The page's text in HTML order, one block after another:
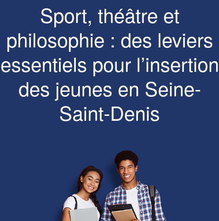
Sport, théâtre et
philosophie : des leviers
essentiels pour l’insertion
des jeunes en Seine-
Saint-Denis